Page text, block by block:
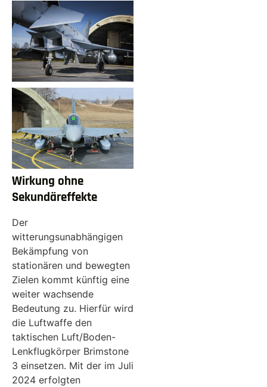
Wirkung ohne
Sekundäreffekte
Der
witterungsunabhängigen
Bekämpfung von
stationären und bewegten
Zielen kommt künftig eine
weiter wachsende
Bedeutung zu. Hierfür wird
die Luftwaffe den
taktischen Luft/Boden-
Lenkflugkörper Brimstone
3 einsetzen. Mit der im Juli
2024 erfolgten